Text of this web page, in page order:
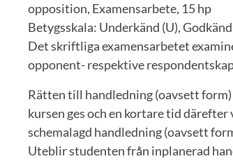
opposition, Examensarbete, 15 hp
Betygsskala: Underkänd (U),
Det skriftliga examensarbetet
opponent- respektive
Rätten till handledning (oavsett
kursen ges och en kortare tid
schemalagd handledning (oavsett
Uteblir studenten från inplanerad